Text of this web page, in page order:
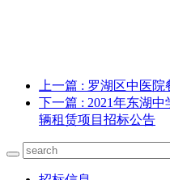
上一篇 : 罗湖区中医
下一篇 : 2021年东湖
辆租赁项目招标公告